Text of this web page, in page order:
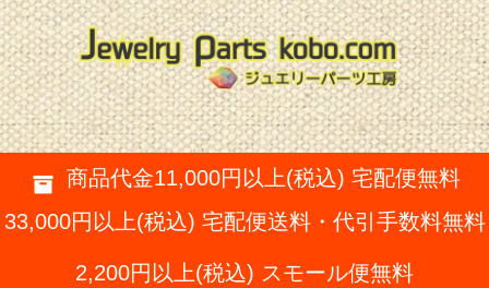
商品代金11,000円以上(税込) 宅配便無料
33,000円以上(税込) 宅配便送料・代引手数料無料
2,200円以上(税込) スモール便無料